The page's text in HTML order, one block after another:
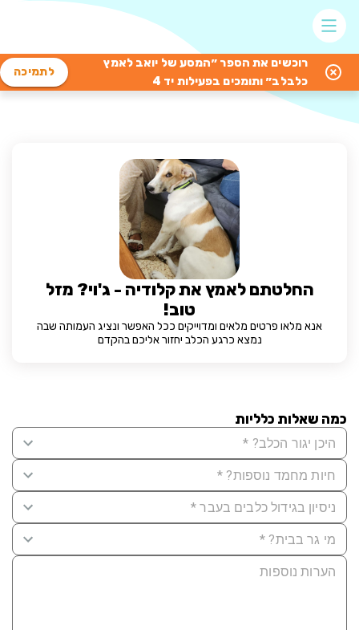
רוכשים את הספר ״המסע של יואב לאמץ
כלבלב״ ותומכים בפעילות יד 4
לתמיכה
החלטתם לאמץ את קלודיה - ג'וי? מזל
טוב!
אנא מלאו פרטים מלאים ומדוייקים ככל האפשר ונציג העמותה שבה
נמצא כרגע הכלב יחזור אליכם בהקדם
כמה שאלות כלליות